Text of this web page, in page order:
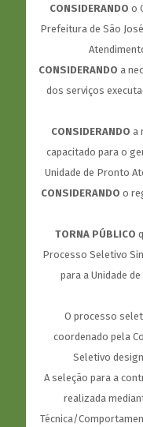
CONSIDERANDO o
Prefeitura de São
CONSIDERANDO a
dos serviços
CONSIDERANDO a
capacitado para o
Unidade de Pronto
CONSIDERANDO o
TORNA PÚBLICO
Processo Seletivo
para a Unidade
O processo
coordenado pela
Seletivo
A seleção para a
realizada
Técnica/